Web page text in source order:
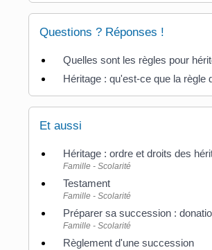
Questions ? Réponses !
Quelles sont les règles pour
Héritage : qu'est-ce que la règle
Et aussi
Héritage : ordre et droits des
Famille - Scolarité
Testament
Famille - Scolarité
Préparer sa succession :
Famille - Scolarité
Règlement d'une succession